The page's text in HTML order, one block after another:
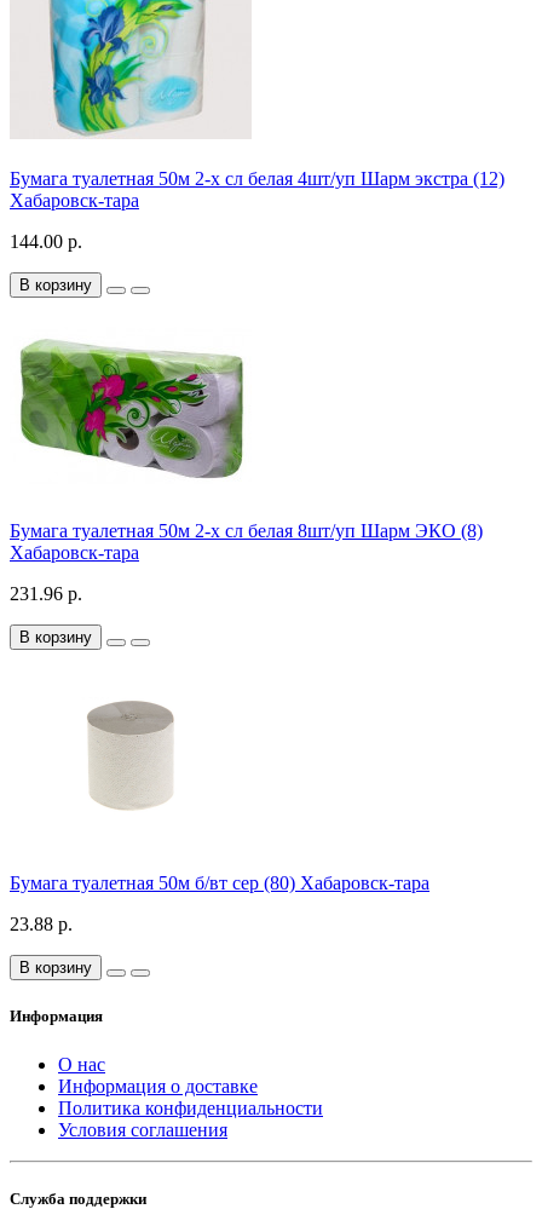
Бумага туалетная 50м 2-х сл белая 4шт/уп Шарм экстра (12)
Хабаровск-тара
144.00 р.
В корзину
Бумага туалетная 50м 2-х сл белая 8шт/уп Шарм ЭКО (8)
Хабаровск-тара
231.96 р.
В корзину
Бумага туалетная 50м б/вт сер (80) Хабаровск-тара
23.88 р.
В корзину
Информация
О нас
Информация о доставке
Политика конфиденциальности
Условия соглашения
Служба поддержки